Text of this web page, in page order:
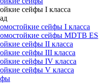
сейфы I класса
сейфы I класса
сейфы MDTB ES
сейфы II класса
сейфы III класса
сейфы IV класса
сейфы V класса